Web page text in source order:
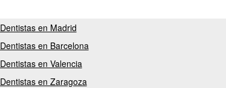
Dentistas en Madrid
Dentistas en Barcelona
Dentistas en Valencia
Dentistas en Zaragoza